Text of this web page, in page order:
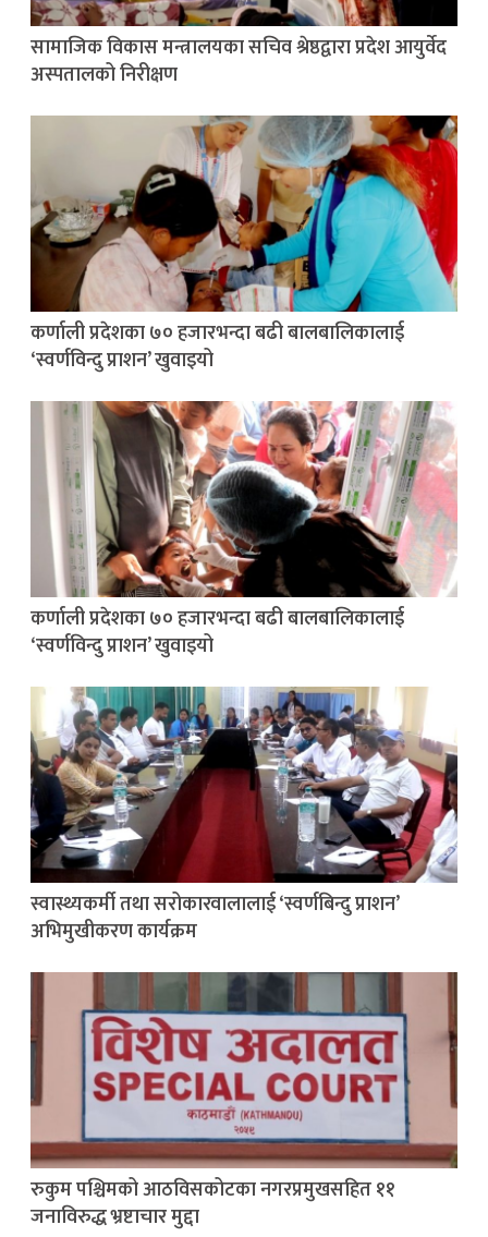
सामाजिक विकास मन्त्रालयका सचिव श्रेष्ठद्वारा प्रदेश आयुर्वेद
अस्पतालको निरीक्षण
कर्णाली प्रदेशका ७० हजारभन्दा बढी बालबालिकालाई
‘स्वर्णविन्दु प्राशन’ खुवाइयो
कर्णाली प्रदेशका ७० हजारभन्दा बढी बालबालिकालाई
‘स्वर्णविन्दु प्राशन’ खुवाइयो
स्वास्थ्यकर्मी तथा सरोकारवालालाई ‘स्वर्णबिन्दु प्राशन’
अभिमुखीकरण कार्यक्रम
रुकुम पश्चिमको आठविसकोटका नगरप्रमुखसहित ११
जनाविरुद्ध भ्रष्टाचार मुद्दा